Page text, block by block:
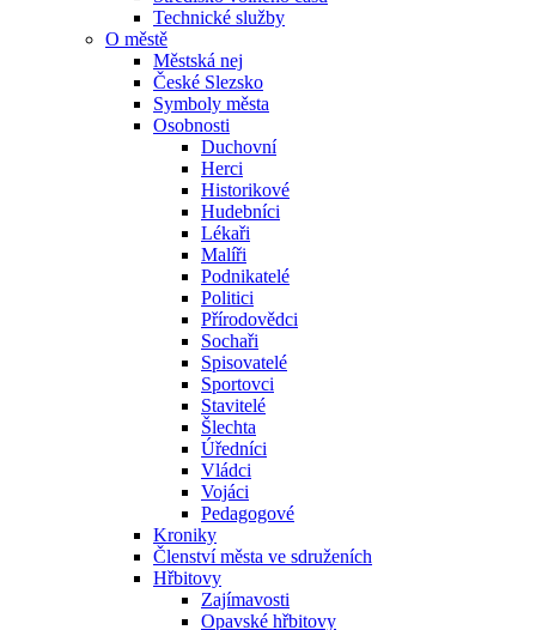
Technické služby
O městě
Městská nej
České Slezsko
Symboly města
Osobnosti
Duchovní
Herci
Historikové
Hudebníci
Lékaři
Malíři
Podnikatelé
Politici
Přírodovědci
Sochaři
Spisovatelé
Sportovci
Stavitelé
Šlechta
Úředníci
Vládci
Vojáci
Pedagogové
Kroniky
Členství města ve sdruženích
Hřbitovy
Zajímavosti
Opavské hřbitovy